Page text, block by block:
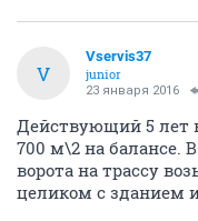
V
Vservis37
junior
23 января 2016
Действующий 5 лет
700 м\2 на балансе.
ворота на трассу
целиком с зданием